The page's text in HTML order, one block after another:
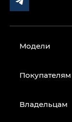
Модели
Покупателям
Владельцам